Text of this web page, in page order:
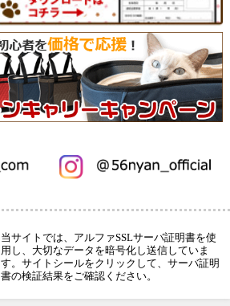
当サイトでは、アルファSSLサーバ証明書を使
用し、大切なデータを暗号化し送信していま
す。サイトシールをクリックして、サーバ証明
書の検証結果をご確認ください。